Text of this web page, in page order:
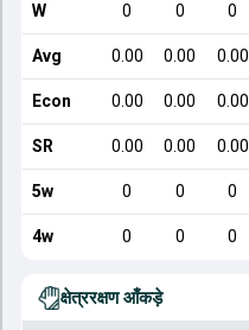
W 0 0 0
Avg 0.00 0.00 0.00
Econ 0.00 0.00 0.00
SR 0.00 0.00 0.00
5w 0 0 0
4w 0 0 0
क्षेत्ररक्षण आँकड़े